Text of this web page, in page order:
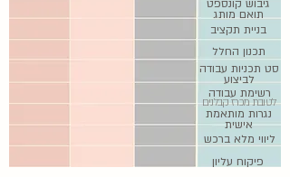
גיבוש קונספט
תואם מותג
בניית תקציב
תכנון החלל
סט תכניות עבודה
לביצוע
רשימת עבודה
לטובת מכרז קבלנים
נגרות מותאמת
אישית
ליווי מלא ברכש
פיקוח עליון